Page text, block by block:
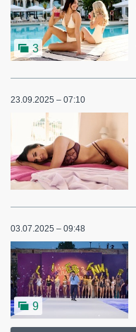
3
23.09.2025 – 07:10
03.07.2025 – 09:48
9